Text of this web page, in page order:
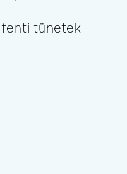
fenti tünetek